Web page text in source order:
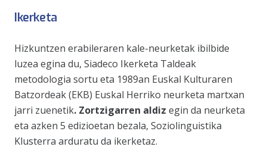
Ikerketa
Hizkuntzen erabileraren kale-neurketak ibilbide
luzea egina du, Siadeco Ikerketa Taldeak
metodologia sortu eta 1989an Euskal Kulturaren
Batzordeak (EKB) Euskal Herriko neurketa martxan
jarri zuenetik. Zortzigarren aldiz egin da neurketa
eta azken 5 edizioetan bezala, Soziolinguistika
Klusterra arduratu da ikerketaz.